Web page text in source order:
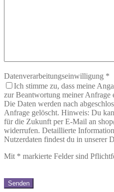
Datenverarbeitungseinwilligung *
Ich stimme zu, dass meine
zur Beantwortung meiner Anfrage
Die Daten werden nach
Anfrage gelöscht. Hinweis: Du
für die Zukunft per E-Mail an
widerrufen. Detaillierte
Nutzerdaten findest du in unserer
Mit * markierte Felder sind